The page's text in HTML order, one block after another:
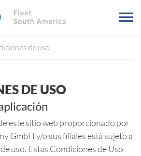
de uso
DE USO
este sitio web proporcionado por
GmbH y/o sus filiales está sujeto a
uso. Estas Condiciones de Uso